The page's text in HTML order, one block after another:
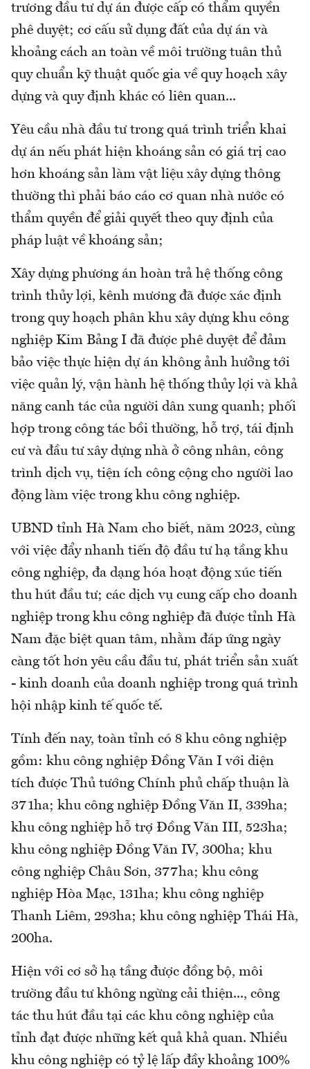
trương đầu tư dự án được cấp có thẩm quyền
phê duyệt; cơ cấu sử dụng đất của dự án và
khoảng cách an toàn về môi trường tuân thủ
quy chuẩn kỹ thuật quốc gia về quy hoạch xây
dựng và quy định khác có liên quan...
Yêu cầu nhà đầu tư trong quá trình triển khai
dự án nếu phát hiện khoáng sản có giá trị cao
hơn khoáng sản làm vật liệu xây dựng thông
thường thì phải báo cáo cơ quan nhà nước có
thẩm quyền để giải quyết theo quy định của
pháp luật về khoáng sản;
Xây dựng phương án hoàn trả hệ thống công
trình thủy lợi, kênh mương đã được xác định
trong quy hoạch phân khu xây dựng khu công
nghiệp Kim Bảng I đã được phê duyệt để đảm
bảo việc thực hiện dự án không ảnh hưởng tới
việc quản lý, vận hành hệ thống thủy lợi và khả
năng canh tác của người dân xung quanh; phối
hợp trong công tác bồi thường, hỗ trợ, tái định
cư và đầu tư xây dựng nhà ở công nhân, công
trình dịch vụ, tiện ích công cộng cho người lao
động làm việc trong khu công nghiệp.
UBND tỉnh Hà Nam cho biết, năm 2023, cùng
với việc đẩy nhanh tiến độ đầu tư hạ tầng khu
công nghiệp, đa dạng hóa hoạt động xúc tiến
thu hút đầu tư; các dịch vụ cung cấp cho doanh
nghiệp trong khu công nghiệp đã được tỉnh Hà
Nam đặc biệt quan tâm, nhằm đáp ứng ngày
càng tốt hơn yêu cầu đầu tư, phát triển sản xuất
- kinh doanh của doanh nghiệp trong quá trình
hội nhập kinh tế quốc tế.
Tính đến nay, toàn tỉnh có 8 khu công nghiệp
gồm: khu công nghiệp Đồng Văn I với diện
tích được Thủ tướng Chính phủ chấp thuận là
371ha; khu công nghiệp Đồng Văn II, 339ha;
khu công nghiệp hỗ trợ Đồng Văn III, 523ha;
khu công nghiệp Đồng Văn IV, 300ha; khu
công nghiệp Châu Sơn, 377ha; khu công
nghiệp Hòa Mạc, 131ha; khu công nghiệp
Thanh Liêm, 293ha; khu công nghiệp Thái Hà,
200ha.
Hiện với cơ sở hạ tầng được đồng bộ, môi
trường đầu tư không ngừng cải thiện..., công
tác thu hút đầu tại các khu công nghiệp của
tỉnh đạt được những kết quả khả quan. Nhiều
khu công nghiệp có tỷ lệ lấp đầy khoảng 100%